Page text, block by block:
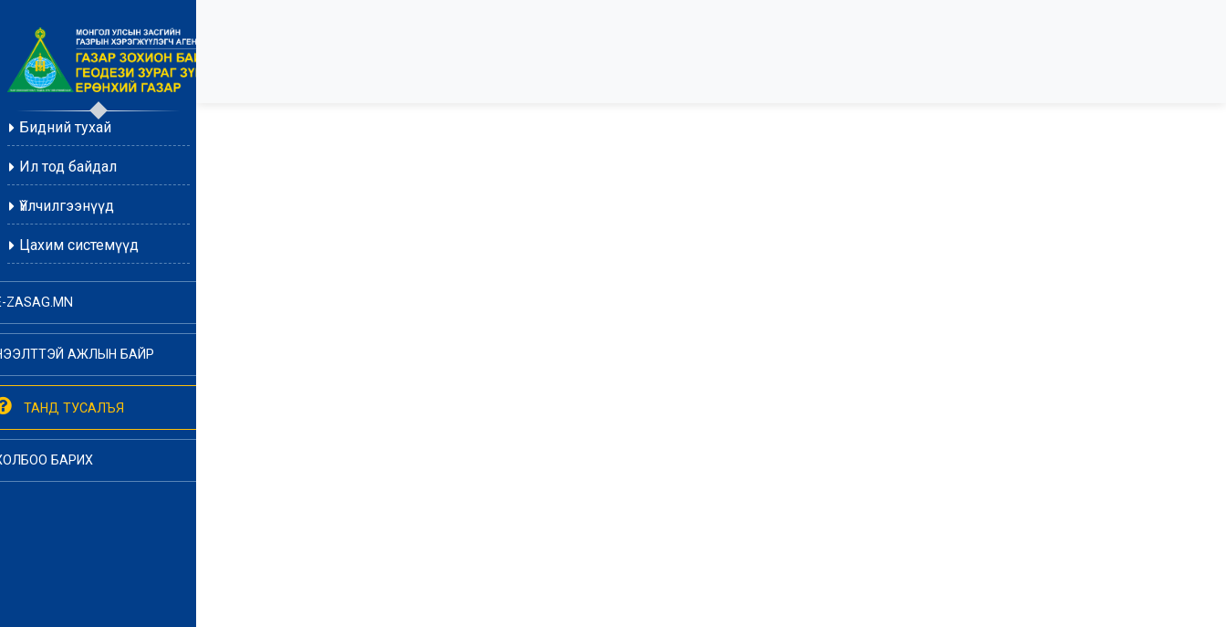
Бидний тухай
Ил тод байдал
Үйлчилгээнүүд
Цахим системүүд
ZASAG.MN
АЖЛЫН БАЙР
ТАНД ТУСАЛЪЯ
БАРИХ